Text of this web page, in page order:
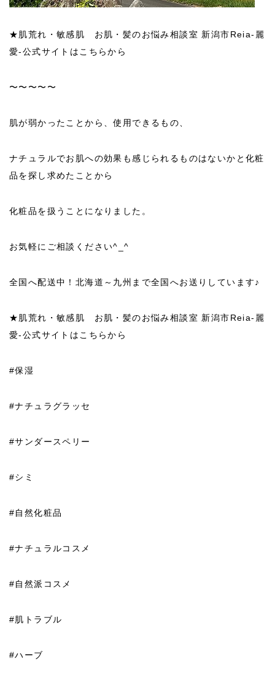
★肌荒れ・敏感肌 お肌・髪のお悩み相談室 新潟市Reia-麗
愛-公式サイトはこちらから
〜〜〜〜〜
肌が弱かったことから、使用できるもの、
ナチュラルでお肌への効果も感じられるものはないかと化粧
品を探し求めたことから
化粧品を扱うことになりました。
お気軽にご相談ください^_^
全国へ配送中！北海道～九州まで全国へお送りしています♪
★肌荒れ・敏感肌 お肌・髪のお悩み相談室 新潟市Reia-麗
愛-公式サイトはこちらから
#保湿
#ナチュラグラッセ
#サンダースペリー
#シミ
#自然化粧品
#ナチュラルコスメ
#自然派コスメ
#肌トラブル
#ハーブ